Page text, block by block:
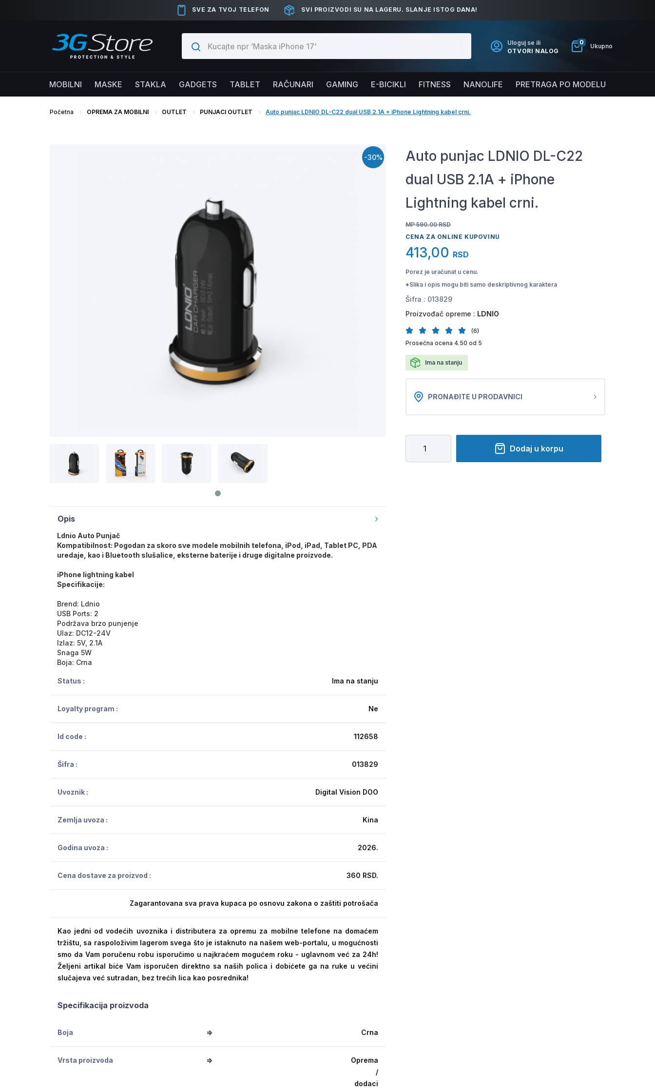
SVE ZA TVOJ TELEFON SVI PROIZVODI SU NA LAGERU. SLANJE ISTOG DANA!
Uloguj se ili
OTVORI NALOG
0
Ukupno
MOBILNI MASKE STAKLA GADGETS TABLET RAČUNARI GAMING E-BICIKLI FITNESS NANOLIFE PRETRAGA PO MODELU
Početna OPREMA ZA MOBILNI OUTLET PUNJACI OUTLET Auto punjac LDNIO DL-C22 dual USB 2.1A + iPhone Lightning kabel crni.
-30%
Opis
Ldnio Auto Punjač
Kompatibilnost: Pogodan za skoro sve modele mobilnih telefona, iPod, iPad, Tablet PC, PDA
uredaje, kao i Bluetooth slušalice, eksterne baterije i druge digitalne proizvode.
iPhone lightning kabel
Specifikacije:
Brend: Ldnio
USB Ports: 2
Podržava brzo punjenje
Ulaz: DC12-24V
Izlaz: 5V, 2.1A
Snaga 5W
Boja: Crna
Status : Ima na stanju
Loyalty program : Ne
Id code : 112658
Šifra : 013829
Uvoznik : Digital Vision DOO
Zemlja uvoza : Kina
Godina uvoza : 2026.
Cena dostave za proizvod : 360 RSD.
Zagarantovana sva prava kupaca po osnovu zakona o zaštiti potrošača
Kao jedni od vodećih uvoznika i distributera za opremu za mobilne telefone na domaćem
tržištu, sa raspoloživim lagerom svega što je istaknuto na našem web-portalu, u mogućnosti
smo da Vam poručenu robu isporučimo u najkraćem mogućem roku - uglavnom već za 24h!
Željeni artikal biće Vam isporučen direktno sa naših polica i dobićete ga na ruke u većini
slučajeva već sutradan, bez trećih lica kao posrednika!
Specifikacija proizvoda
Boja => Crna
Vrsta proizvoda =>
Oprema
/
dodaci
Auto punjac LDNIO DL-C22
dual USB 2.1A + iPhone
Lightning kabel crni.
MP 590.00 RSD
CENA ZA ONLINE KUPOVINU
413,00 RSD
Porez je uračunat u cenu.
*Slika i opis mogu biti samo deskriptivnog karaktera
Šifra : 013829
Proizvođač opreme : LDNIO
(6)
Prosečna ocena 4.50 od 5
Ima na stanju
PRONAĐITE U PRODAVNICI
Dodaj u korpu